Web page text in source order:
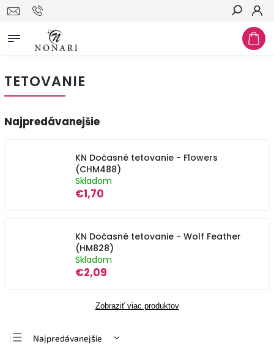
Hľadať
TETOVANIE
Najpredávanejšie
KN Dočasné tetovanie - Flowers
(CHM488)
Skladom
€1,70
KN Dočasné tetovanie - Wolf Feather
(HM828)
Skladom
€2,09
Zobraziť viac produktov
Najpredávanejšie